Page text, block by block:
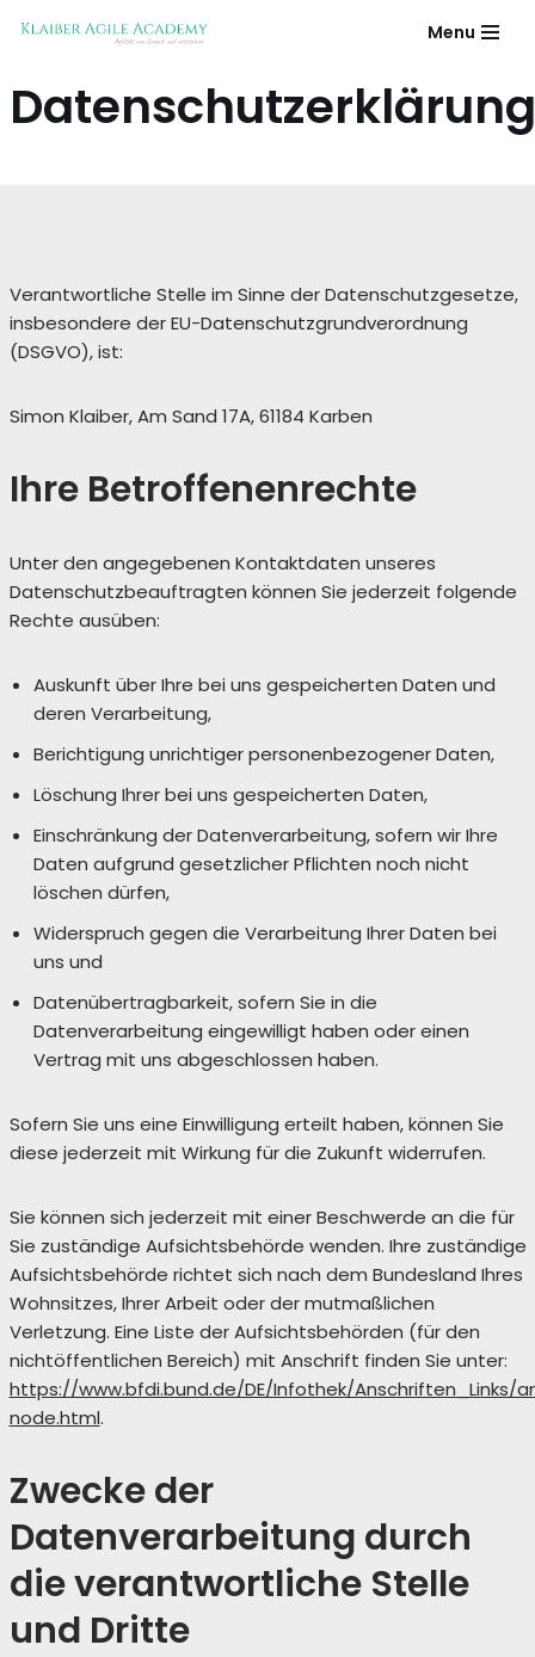
Inhalt
springen
Menu
Datenschutzerklärung
Verantwortliche Stelle im Sinne der Datenschutzgesetze,
insbesondere der EU-Datenschutzgrundverordnung
(DSGVO), ist:
Simon Klaiber, Am Sand 17A, 61184 Karben
Ihre Betroffenenrechte
Unter den angegebenen Kontaktdaten unseres
Datenschutzbeauftragten können Sie jederzeit folgende
Rechte ausüben:
Auskunft über Ihre bei uns gespeicherten Daten und
deren Verarbeitung,
Berichtigung unrichtiger personenbezogener Daten,
Löschung Ihrer bei uns gespeicherten Daten,
Einschränkung der Datenverarbeitung, sofern wir Ihre
Daten aufgrund gesetzlicher Pflichten noch nicht
löschen dürfen,
Widerspruch gegen die Verarbeitung Ihrer Daten bei
uns und
Datenübertragbarkeit, sofern Sie in die
Datenverarbeitung eingewilligt haben oder einen
Vertrag mit uns abgeschlossen haben.
Sofern Sie uns eine Einwilligung erteilt haben, können Sie
diese jederzeit mit Wirkung für die Zukunft widerrufen.
Sie können sich jederzeit mit einer Beschwerde an die für
Sie zuständige Aufsichtsbehörde wenden. Ihre zuständige
Aufsichtsbehörde richtet sich nach dem Bundesland Ihres
Wohnsitzes, Ihrer Arbeit oder der mutmaßlichen
Verletzung. Eine Liste der Aufsichtsbehörden (für den
nichtöffentlichen Bereich) mit Anschrift finden Sie unter:
https://www.bfdi.bund.de/DE/Infothek/Anschriften_Links/
node.html.
Zwecke der
Datenverarbeitung durch
die verantwortliche Stelle
und Dritte